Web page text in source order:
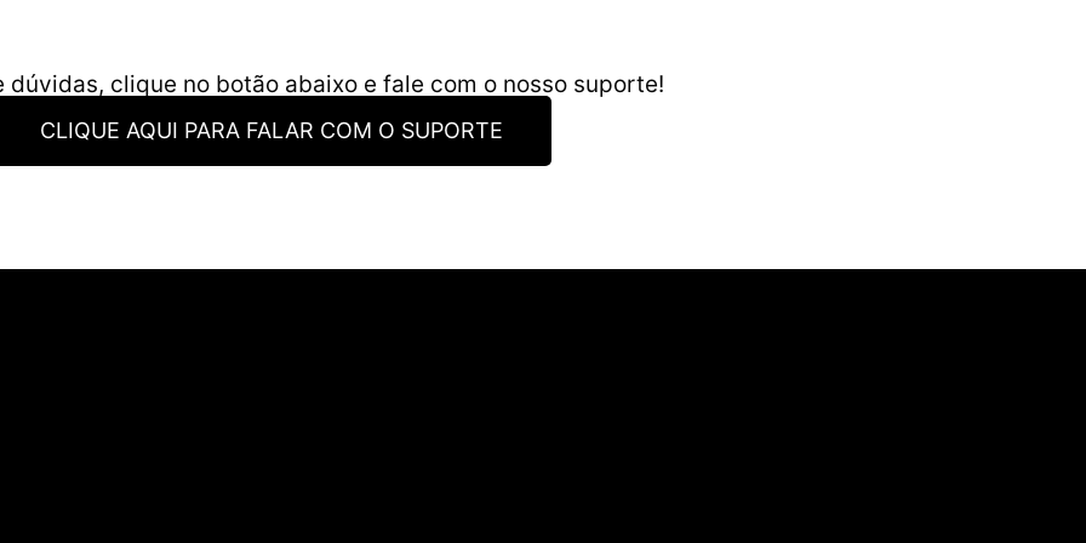
dúvidas, clique no botão abaixo e fale com o nosso suporte!
CLIQUE AQUI PARA FALAR COM O SUPORTE